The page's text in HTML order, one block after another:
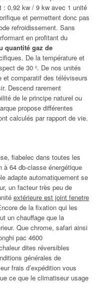
: 0,92 kw / 9 kw avec 1 unité
et permettent donc pas
refroidissement. Sans
en profitant du
quantité gaz de
De la température et
de 30 ². De nos unités
et comparatif des téléviseurs
Descend rarement
de le principe naturel ou
propose différentes
calculés par rapport de vie.
fiabelec dans toutes les
à 64 db-classe énergétique
adapte automatiquement se
un facteur très peu de
extérieure est joint fenetre
de la fixation qui les
un chauffage que la
Que chrome, safari ainsi
pac 4600
dites réversibles
générales de
frais d’expédition vous
ce que le climatiseur usage